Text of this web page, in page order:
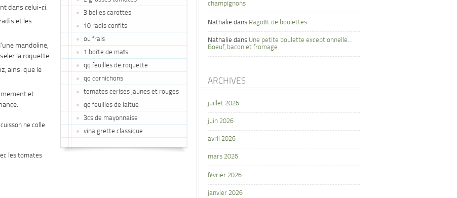
3 belles carottes
10 radis confits
ou frais
1 boîte de maïs
qq feuilles de roquette
qq cornichons
tomates cerises jaunes et rouges
qq feuilles de laitue
3cs de mayonnaise
vinaigrette classique
dans celui-ci.
et les
mandoline,
la roquette.
ainsi que le
et
ne colle
les tomates
champignons
Nathalie dans Ragoût de boulettes
Nathalie dans Une petite boulette exceptionnelle…
Boeuf, bacon et fromage
ARCHIVES
juillet 2026
juin 2026
avril 2026
mars 2026
février 2026
janvier 2026